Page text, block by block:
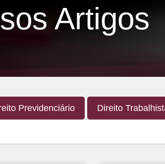
Artigos
Previdenciário Direito